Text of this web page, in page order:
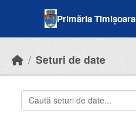
Primăria Timișoara
Seturi de date